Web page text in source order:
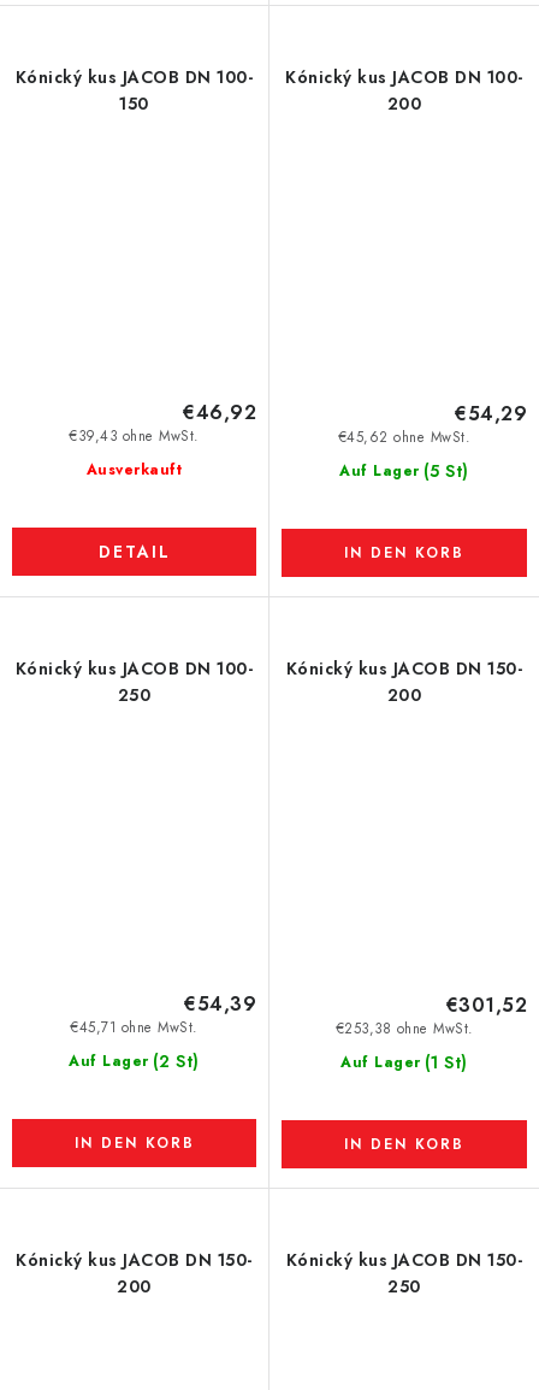
Kónický kus JACOB DN 100-
150
Ausverkauft
€39,43 ohne MwSt.
€46,92
DETAIL
Kónický kus JACOB DN 100-
200
Auf Lager (5 St)
€45,62 ohne MwSt.
€54,29
IN DEN KORB
Kónický kus JACOB DN 100-
250
Auf Lager (2 St)
€45,71 ohne MwSt.
€54,39
IN DEN KORB
Kónický kus JACOB DN 150-
200
Auf Lager (1 St)
€253,38 ohne MwSt.
€301,52
IN DEN KORB
Kónický kus JACOB DN 150-
200
Kónický kus JACOB DN 150-
250